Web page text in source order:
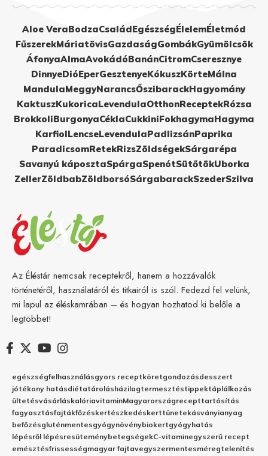
Aloe VeraBodzaCsaládEgészségÉlelemÉletmód
FűszerekMáriatövisGazdaságGombákGyümölcsök
ÁfonyaAlmaAvokádóBanánCitromCseresznye
DinnyeDióEperGesztenyeKókuszKörteMálna
MandulaMeggyNarancsŐszibarackHagyomány
KaktuszKukoricaLevendulaOtthonReceptekRózsa
BrokkoliBurgonyaCéklaCukkiniFokhagymaHagyma
KarfiolLencseLevendulaPadlizsánPaprika
ParadicsomRetekRizsZöldségekSárgarépa
Savanyú káposztaSpárgaSpenótSütőtökUborka
ZellerZöldbabZöldborsóSárgabarackSzederSzilva
Az Éléstár nemcsak receptekről, hanem a hozzávalók
történetéről, használatáról és titkairól is szól. Fedezd fel velünk,
mi lapul az éléskamrában – és hogyan hozhatod ki belőle a
legtöbbet!
egészségfelhasználásgyors receptköretgondozásdesszert
jótékony hatásdiétatárolásházilagtermesztéstippektáplálkozás
ültetésvásárláskalóriavitaminMagyarországrecepttartósítás
fagyasztásfajtákfőzéskertészkedéskerttünetekásványianyag
befőzésgluténmentesgyógynövénybiokertgyógyhatás
lépésről lépésresüteménybetegségekC-vitaminegyszerű recept
emésztésfrissességmagyar fajtavegyszermentesméregtelenítés